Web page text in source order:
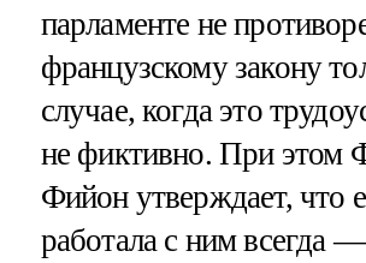
парламенте не
французскому закону
случае, когда это
не фиктивно. При этом
Фийон утверждает, что
работала с ним всегда